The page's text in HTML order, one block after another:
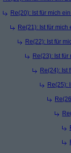
Re(20): Ist für mich
Re(21): Ist für
Re(22): Ist für
Re(23): Ist
Re(24): Ist
Re(25):